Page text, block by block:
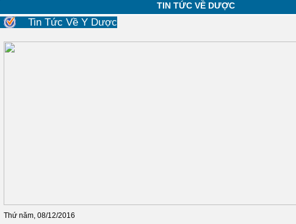
TIN TỨC VỀ DƯỢC
Tin Tức Về Y Dược
Thứ năm, 08/12/2016